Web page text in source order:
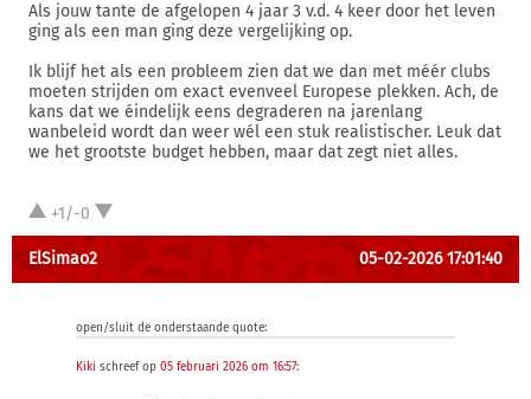
Als jouw tante de afgelopen 4 jaar 3 v.d. 4 keer door het leven
ging als een man ging deze vergelijking op.
Ik blijf het als een probleem zien dat we dan met méér clubs
moeten strijden om exact evenveel Europese plekken. Ach, de
kans dat we éindelijk eens degraderen na jarenlang
wanbeleid wordt dan weer wél een stuk realistischer. Leuk dat
we het grootste budget hebben, maar dat zegt niet alles.
+1/-0
ElSimao2 05-02-2026 17:01:40
open/sluit de onderstaande quote:
Kiki schreef op 05 februari 2026 om 16:57: